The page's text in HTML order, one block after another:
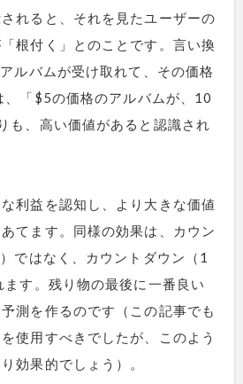
れると、それを見たユーザーの
根付く」とのことです。言い換
ルバムが受け取れて、その価格
、「$5の価格のアルバムが、10
も、高い価値があると認識され
利益を認知し、より大きな価値
てます。同様の効果は、カウン
ではなく、カウントダウン（1
す。残り物の最後に一番良い
測を作るのです（この記事でも
使用すべきでしたが、このよう
効果的でしょう）。